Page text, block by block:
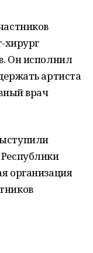
хирург
Он исполнил
артиста
врач
организация